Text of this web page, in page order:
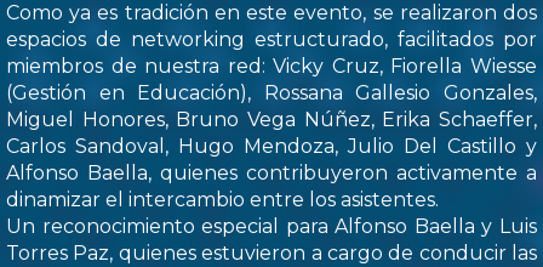
Como ya es tradición en este evento, se realizaron dos
espacios de networking estructurado, facilitados por
miembros de nuestra red: Vicky Cruz, Fiorella Wiesse
(Gestión en Educación), Rossana Gallesio Gonzales,
Miguel Honores, Bruno Vega Núñez, Erika Schaeffer,
Carlos Sandoval, Hugo Mendoza, Julio Del Castillo y
Alfonso Baella, quienes contribuyeron activamente a
dinamizar el intercambio entre los asistentes.
Un reconocimiento especial para Alfonso Baella y Luis
Torres Paz, quienes estuvieron a cargo de conducir las